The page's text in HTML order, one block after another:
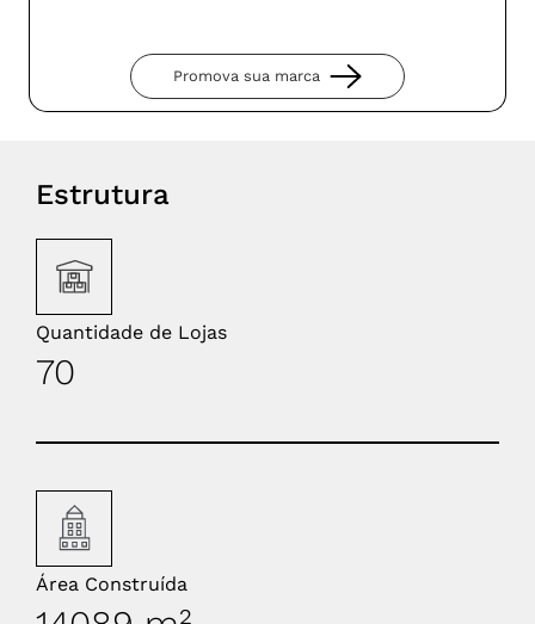
Promova sua marca
Estrutura
Quantidade de Lojas
70
Área Construída